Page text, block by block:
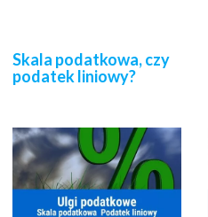
Skala podatkowa, czy
podatek liniowy?